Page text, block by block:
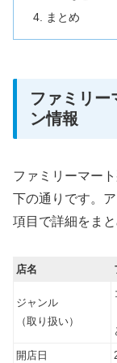
まとめ
ファミリー
ン情報
ファミリーマー
下の通りです。
項目で詳細をまと
店名
ジャンル
（取り扱い）
開店日